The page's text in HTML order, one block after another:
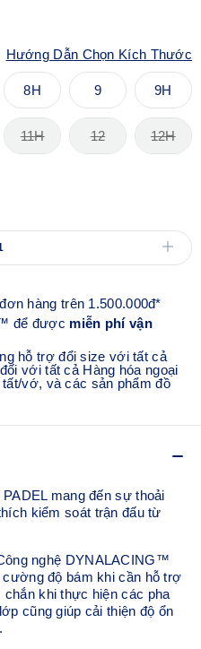
Hướng Dẫn Chọn Kích Thước
8H 9 9H
11H 12 12H
hàng trên 1.500.000đ*
để được miễn phí vận
hỗ trợ đổi size với tất cả
với tất cả Hàng hóa ngoại
vớ, và các sản phẩm đồ
mang đến sự thoải
kiểm soát trận đấu từ
nghệ DYNALACING™
độ bám khi cần hỗ trợ
khi thực hiện các pha
cũng giúp cải thiện độ ổn